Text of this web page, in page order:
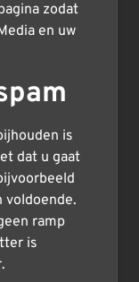
zodat
en uw
is
dat u gaat
voldoende.
ramp
is